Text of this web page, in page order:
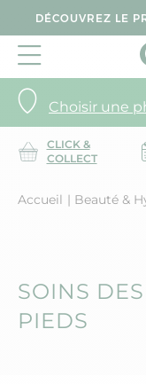
DÉCOUVREZ LE
Choisir une
CLICK &
COLLECT
Accueil Beauté &
SOINS
PIEDS